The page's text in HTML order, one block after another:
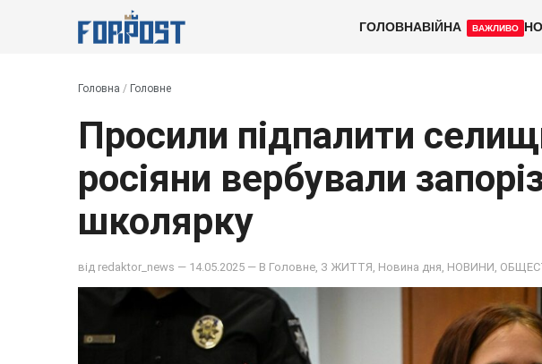
ГОЛОВНАВІЙНА ВАЖЛИВО
Головна / Головне
Просили підпалити
росіяни вербували
школярку
від redaktor_news — 14.05.2025 — В Головне З ЖИТТЯ Новина дня НОВИНИ